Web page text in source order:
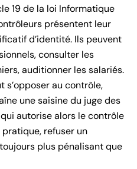
19 de la loi Informatique
présentent leur
d’identité. Ils peuvent
consulter les
auditionner les salariés.
s’opposer au contrôle,
une saisine du juge des
autorise alors le contrôle
refuser un
plus pénalisant que